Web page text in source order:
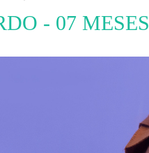
- 07 MESES